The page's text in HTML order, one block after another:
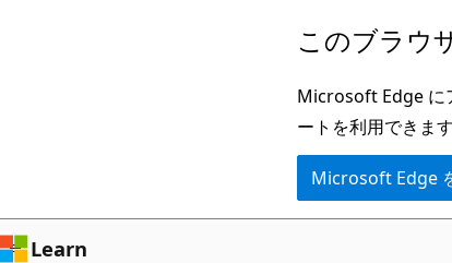
ン
ツ
このブラウ
Microsoft Edge に
ートを利用できます
Microsoft Edge
Learn